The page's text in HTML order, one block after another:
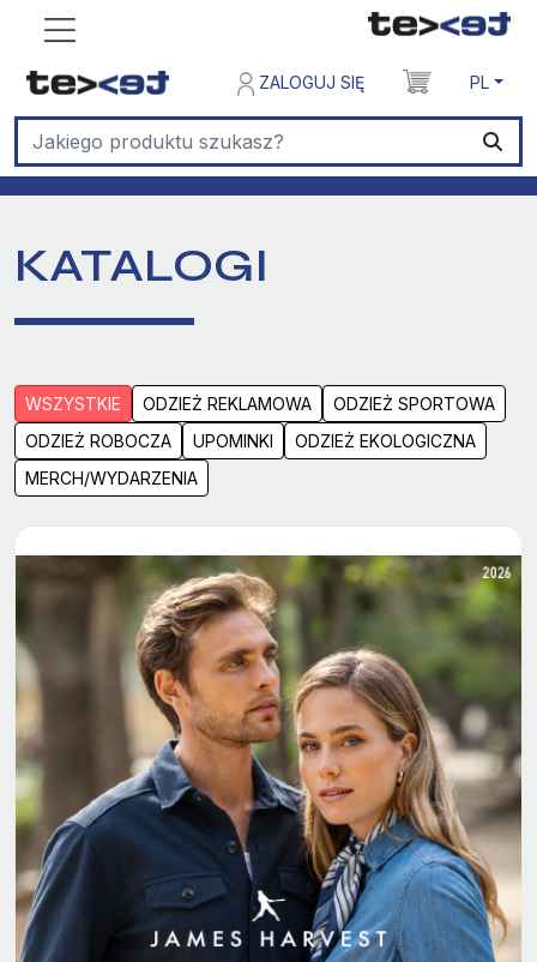
ZALOGUJ SIĘ PL
KATALOGI
WSZYSTKIE ODZIEŻ REKLAMOWA
ODZIEŻ SPORTOWA
ODZIEŻ ROBOCZA
UPOMINKI
ODZIEŻ EKOLOGICZNA
MERCH/WYDARZENIA